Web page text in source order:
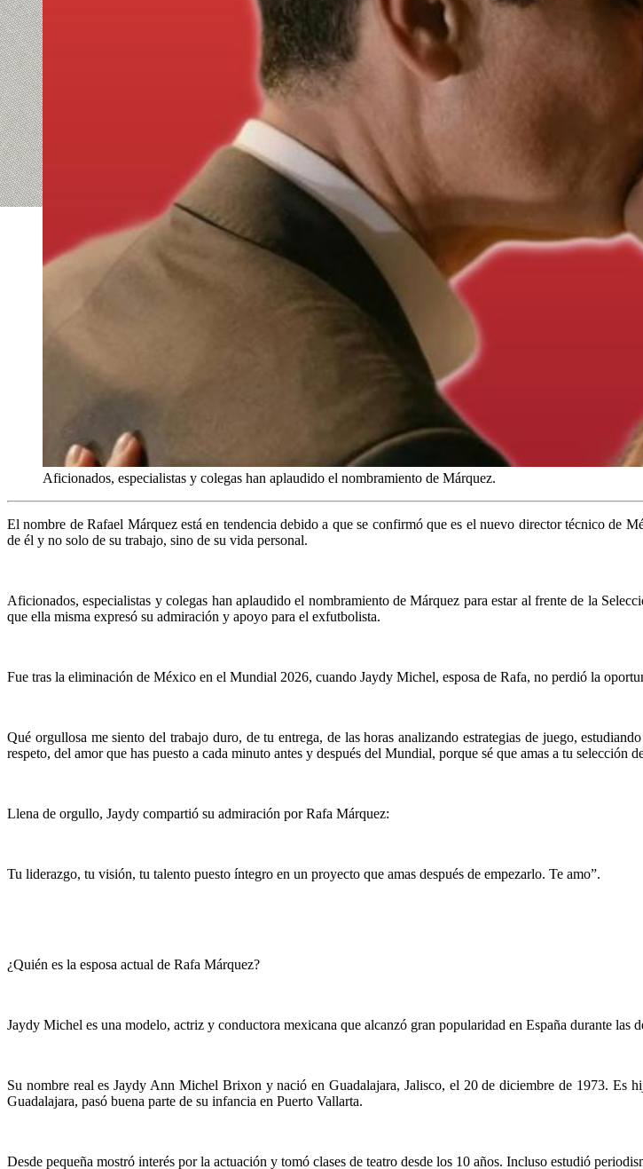
Aficionados, especialistas y colegas han aplaudido el nombramiento de Márquez.
El nombre de Rafael Márquez está en tendencia debido a que se confirmó que es el nuevo director técnico de
de él y no solo de su trabajo, sino de su vida personal.
Aficionados, especialistas y colegas han aplaudido el nombramiento de Márquez para estar al frente de la
que ella misma expresó su admiración y apoyo para el exfutbolista.
Fue tras la eliminación de México en el Mundial 2026, cuando Jaydy Michel, esposa de Rafa, no perdió la
Qué orgullosa me siento del trabajo duro, de tu entrega, de las horas analizando estrategias de juego,
respeto, del amor que has puesto a cada minuto antes y después del Mundial, porque sé que amas a tu selección
Llena de orgullo, Jaydy compartió su admiración por Rafa Márquez:
Tu liderazgo, tu visión, tu talento puesto íntegro en un proyecto que amas después de empezarlo. Te amo”.
¿Quién es la esposa actual de Rafa Márquez?
Jaydy Michel es una modelo, actriz y conductora mexicana que alcanzó gran popularidad en España durante las
Su nombre real es Jaydy Ann Michel Brixon y nació en Guadalajara, Jalisco, el 20 de diciembre de 1973. Es
Guadalajara, pasó buena parte de su infancia en Puerto Vallarta.
Desde pequeña mostró interés por la actuación y tomó clases de teatro desde los 10 años. Incluso estudió